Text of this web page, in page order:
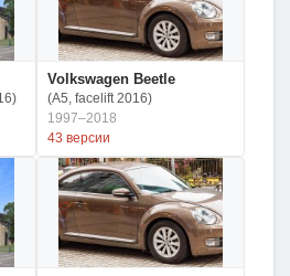
Volkswagen Beetle
(A5, facelift 2016)
1997–2018
43 версии